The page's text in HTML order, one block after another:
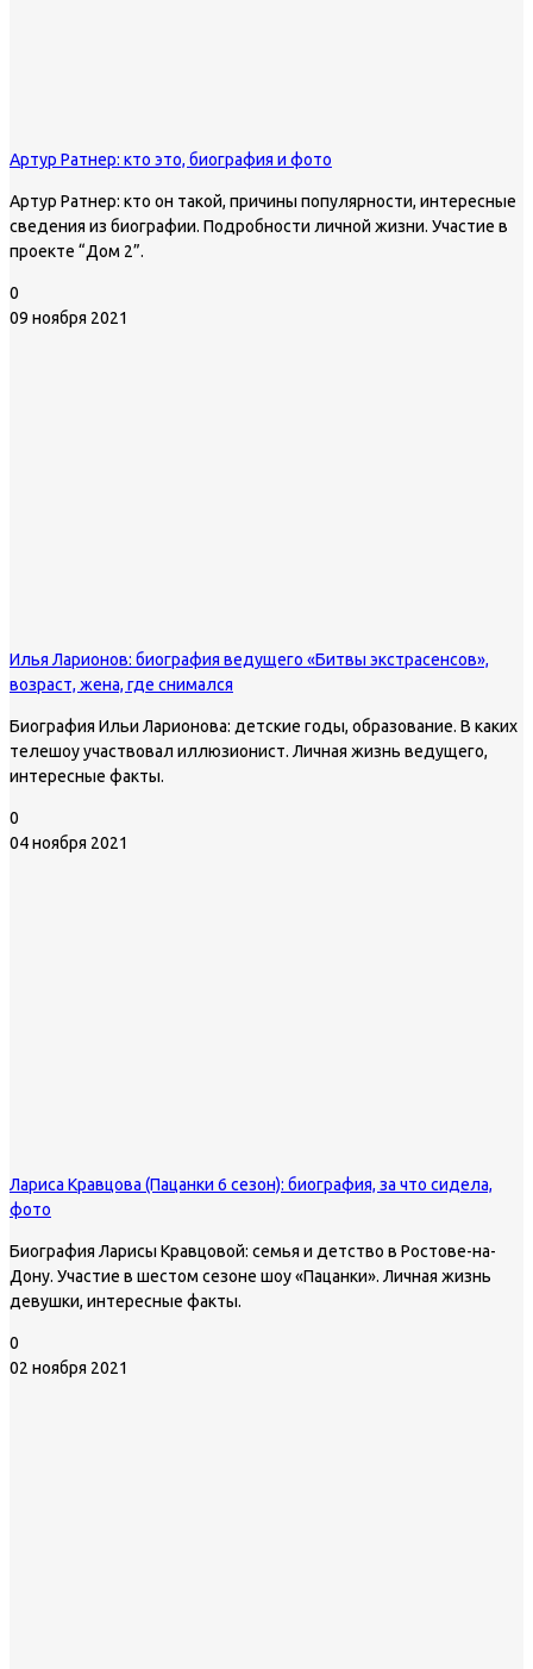
Артур Ратнер: кто это, биография и фото
Артур Ратнер: кто он такой, причины популярности, интересные
сведения из биографии. Подробности личной жизни. Участие в
проекте “Дом 2”.
0
09 ноября 2021
Илья Ларионов: биография ведущего «Битвы экстрасенсов»,
возраст, жена, где снимался
Биография Ильи Ларионова: детские годы, образование. В каких
телешоу участвовал иллюзионист. Личная жизнь ведущего,
интересные факты.
0
04 ноября 2021
Лариса Кравцова (Пацанки 6 сезон): биография, за что сидела,
фото
Биография Ларисы Кравцовой: семья и детство в Ростове-на-
Дону. Участие в шестом сезоне шоу «Пацанки». Личная жизнь
девушки, интересные факты.
0
02 ноября 2021